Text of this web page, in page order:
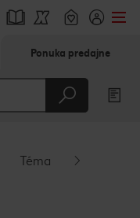
Ponuka predajne
Téma